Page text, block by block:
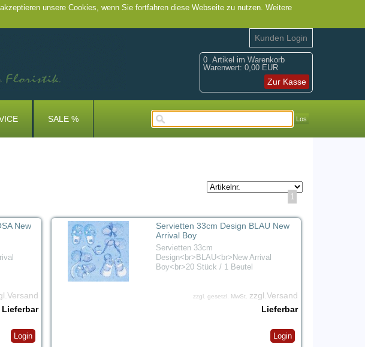
unsere Cookies, wenn Sie fortfahren diese Webseite zu nutzen. Weitere
0 Artikel im Warenkorb
Warenwert: 0,00 EUR
Zur Kasse
Kunden Login
Los
SALE %
1
New
Lieferbar
Login
Servietten 33cm Design BLAU New
Arrival Boy
Servietten 33cm
Design<br>BLAU<br>New Arrival
Boy<br>20 Stück / 1 Beutel
zzgl. gesetzl. MwSt.
zzgl.Versand
Lieferbar
Login